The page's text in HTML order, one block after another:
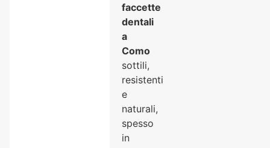
faccette
dentali
a
Como
sottili,
resistenti
e
naturali,
spesso
in